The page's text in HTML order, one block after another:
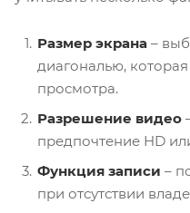
Размер экрана –
диагональю,
просмотра.
Разрешение видео
предпочтение HD
Функция записи –
при отсутствии